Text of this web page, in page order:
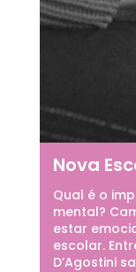
Nova
Qual é o
mental?
estar
escolar.
D’Agostini